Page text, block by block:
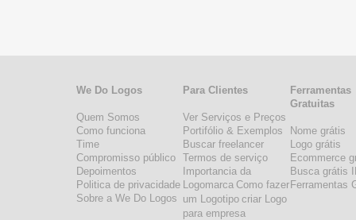
We Do Logos
Quem Somos
Como funciona
Time
Compromisso público
Depoimentos
Politica de privacidade
Sobre a We Do Logos
Para Clientes
Ver Serviços e Preços
Portifólio & Exemplos
Buscar freelancer
Termos de serviço
Importancia da
Logomarca Como fazer
um Logotipo criar Logo
para empresa
Ferramentas
Gratuitas
Nome grátis
Logo grátis
Ecommerce
Busca grátis
Ferramentas